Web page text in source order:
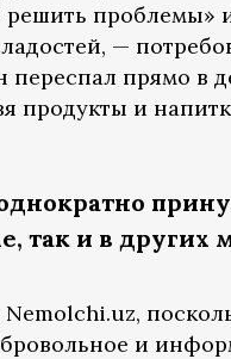
проблемы»
—
переспал прямо в
продукты и
так и в других
и